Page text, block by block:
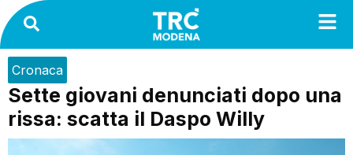
Cronaca
Sette giovani denunciati dopo una
rissa: scatta il Daspo Willy